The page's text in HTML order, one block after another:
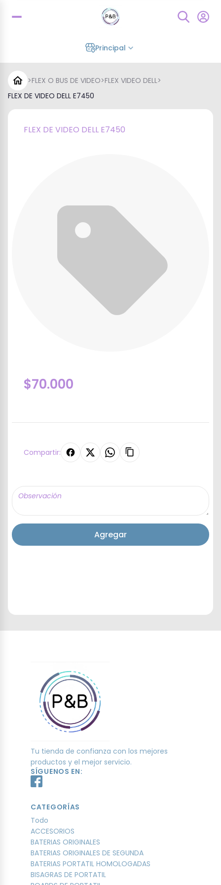
Principal
>FLEX O BUS DE VIDEO>FLEX VIDEO DELL>
FLEX DE VIDEO DELL E7450
FLEX DE VIDEO DELL E7450
$70.000
Compartir:
Agregar
Tu tienda de confianza con los mejores
productos y el mejor servicio.
SÍGUENOS EN:
CATEGORÍAS
Todo
ACCESORIOS
BATERIAS ORIGINALES
BATERIAS ORIGINALES DE SEGUNDA
BATERIAS PORTATIL HOMOLOGADAS
BISAGRAS DE PORTATIL